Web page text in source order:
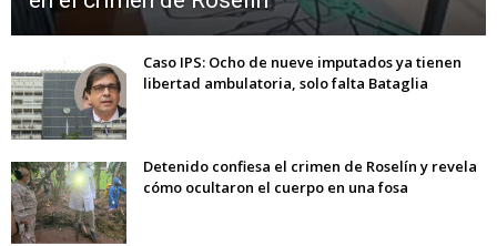
Caso IPS: Ocho de nueve imputados ya tienen
libertad ambulatoria, solo falta Bataglia
Detenido confiesa el crimen de Roselín y revela
cómo ocultaron el cuerpo en una fosa